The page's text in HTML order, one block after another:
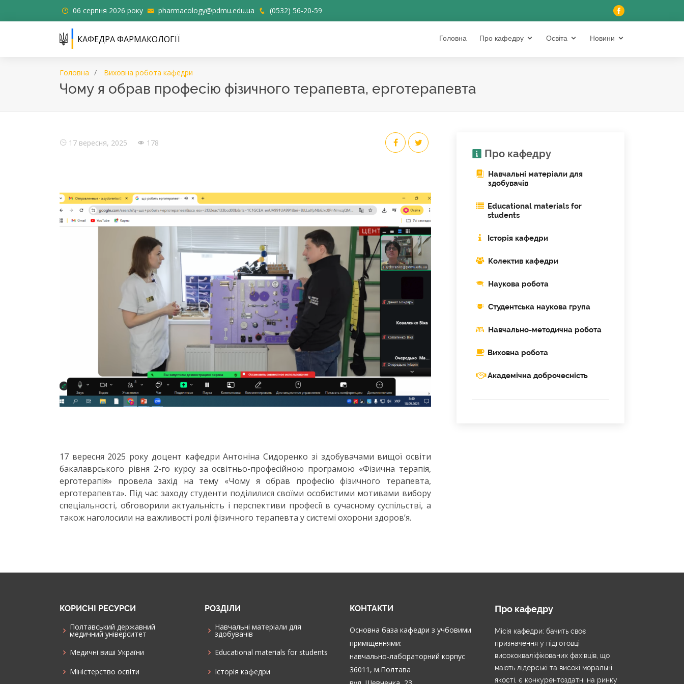
06 серпня 2026 року pharmacology@pdmu.edu.ua (0532) 56-20-59
КАФЕДРА ФАРМАКОЛОГІЇ Головна Про кафедру Освіта Новини
Головна Виховна робота кафедри
Чому я обрав професію фізичного терапевта, ерготерапевта
17 вересня, 2025 178
17 вересня 2025 року доцент кафедри Антоніна Сидоренко зі здобувачами вищої освіти
бакалаврського рівня 2-го курсу за освітньо-професійною програмою «Фізична терапія,
ерготерапія» провела захід на тему «Чому я обрав професію фізичного терапевта,
ерготерапевта». Під час заходу студенти поділилися своїми особистими мотивами вибору
спеціальності, обговорили актуальність і перспективи професії в сучасному суспільстві, а
також наголосили на важливості ролі фізичного терапевта у системі охорони здоров’я.
Про кафедру
Навчальні матеріали для
здобувачів
Educational materials for
students
Історія кафедри
Колектив кафедри
Наукова робота
Cтудентська наукова група
Навчально-методична робота
Виховна робота
Академічна доброчесність
КОРИСНІ РЕСУРСИ
Полтавський державний
медичний університет
Медичні виші України
Міністерство освіти
РОЗДІЛИ
Навчальні матеріали для
здобувачів
Educational materials for students
Історія кафедри
КОНТАКТИ
Основна база кафедри з учбовими
приміщеннями:
навчально-лабораторний корпус
36011, м.Полтава
Про кафедру
Місія кафедри: бачить своє
призначення у підготовці
висококваліфікованих фахівців, що
мають лідерські та високі моральні
якості, є конкурентоздатні на ринку